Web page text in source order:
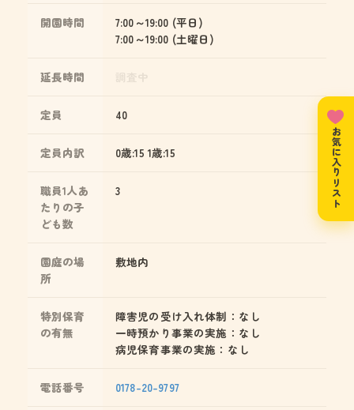
開園時間
7:00～19:00 (平日)
7:00～19:00 (土曜日)
延長時間
定員 40
定員内訳 0歳:15 1歳:15
職員1人あ
たりの子
ども数
3
園庭の場
所
敷地内
特別保育
の有無
障害児の受け入れ体制：なし
一時預かり事業の実施：なし
病児保育事業の実施：なし
電話番号 0178-20-9797
お気に入りリスト